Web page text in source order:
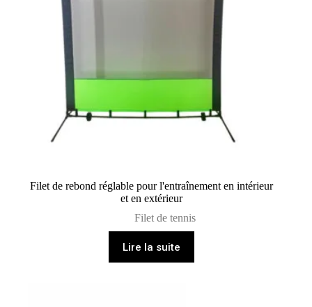
Filet de rebond réglable pour l'entraînement en intérieur
et en extérieur
Filet de tennis
Lire la suite